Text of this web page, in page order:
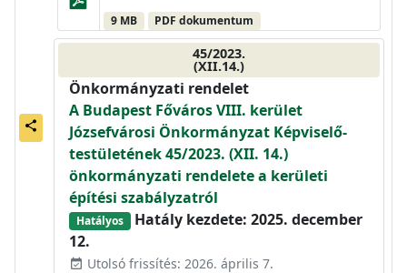
share
9 MB PDF dokumentum
45/2023.
(XII.14.)
Önkormányzati rendelet
A Budapest Főváros VIII. kerület
Józsefvárosi Önkormányzat Képviselő-
testületének 45/2023. (XII. 14.)
önkormányzati rendelete a kerületi
építési szabályzatról
Hatályos Hatály kezdete: 2025. december
12.
event_available Utolsó frissítés: 2026. április 7.